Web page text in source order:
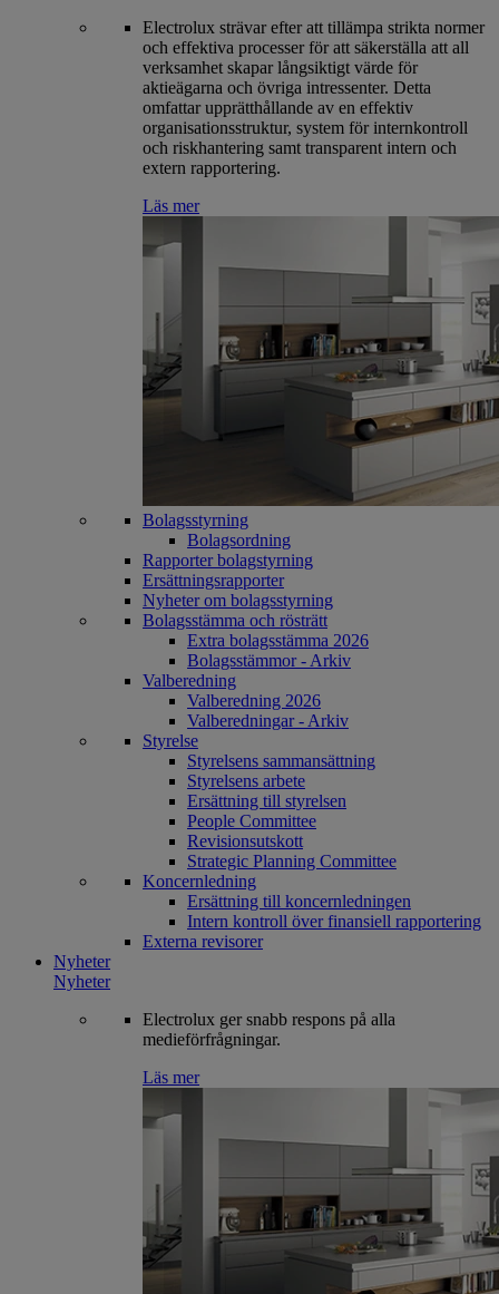
Electrolux strävar efter att tillämpa strikta normer
och effektiva processer för att säkerställa att all
verksamhet skapar långsiktigt värde för
aktieägarna och övriga intressenter. Detta
omfattar upprätthållande av en effektiv
organisationsstruktur, system för internkontroll
och riskhantering samt transparent intern och
extern rapportering.
Läs mer
Bolagsstyrning
Bolagsordning
Rapporter bolagstyrning
Ersättningsrapporter
Nyheter om bolagsstyrning
Bolagsstämma och rösträtt
Extra bolagsstämma 2026
Bolagsstämmor - Arkiv
Valberedning
Valberedning 2026
Valberedningar - Arkiv
Styrelse
Styrelsens sammansättning
Styrelsens arbete
Ersättning till styrelsen
People Committee
Revisionsutskott
Strategic Planning Committee
Koncernledning
Ersättning till koncernledningen
Intern kontroll över finansiell rapportering
Externa revisorer
Nyheter
Nyheter
Electrolux ger snabb respons på alla
medieförfrågningar.
Läs mer